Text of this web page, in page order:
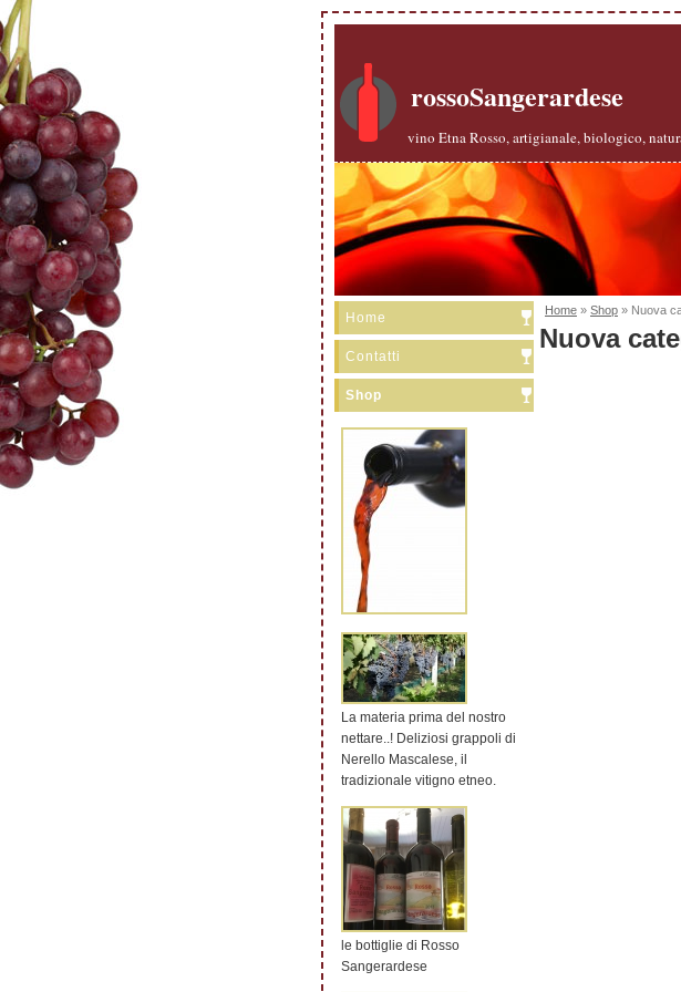
rossoSangerardese
vino Etna Rosso, artigianale, biologico,
Home
Contatti
Shop
La materia prima del nostro
nettare..! Deliziosi grappoli di
Nerello Mascalese, il
tradizionale vitigno etneo.
le bottiglie di Rosso
Sangerardese
Home » Shop » Nuova
Nuova